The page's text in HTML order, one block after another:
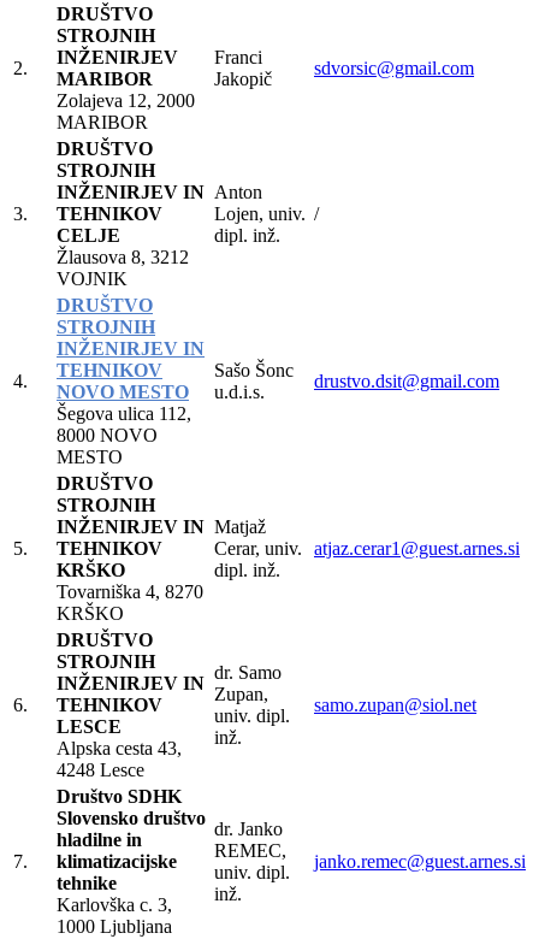
2.
DRUŠTVO
STROJNIH
INŽENIRJEV
MARIBOR
Zolajeva 12, 2000
MARIBOR
Franci
Jakopič
sdvorsic@gmail.com
3.
DRUŠTVO
STROJNIH
INŽENIRJEV IN
TEHNIKOV
CELJE
Žlausova 8, 3212
VOJNIK
Anton
Lojen, univ.
dipl. inž.
/
4.
DRUŠTVO
STROJNIH
INŽENIRJEV IN
TEHNIKOV
NOVO MESTO
Šegova ulica 112,
8000 NOVO
MESTO
Sašo Šonc
u.d.i.s.
drustvo.dsit@gmail.com
5.
DRUŠTVO
STROJNIH
INŽENIRJEV IN
TEHNIKOV
KRŠKO
Tovarniška 4, 8270
KRŠKO
Matjaž
Cerar, univ.
dipl. inž.
atjaz.cerar1@guest.arnes.si
6.
DRUŠTVO
STROJNIH
INŽENIRJEV IN
TEHNIKOV
LESCE
Alpska cesta 43,
4248 Lesce
dr. Samo
Zupan,
univ. dipl.
inž.
samo.zupan@siol.net
7.
Društvo SDHK
Slovensko društvo
hladilne in
klimatizacijske
tehnike
Karlovška c. 3,
1000 Ljubljana
dr. Janko
REMEC,
univ. dipl.
inž.
janko.remec@guest.arnes.si